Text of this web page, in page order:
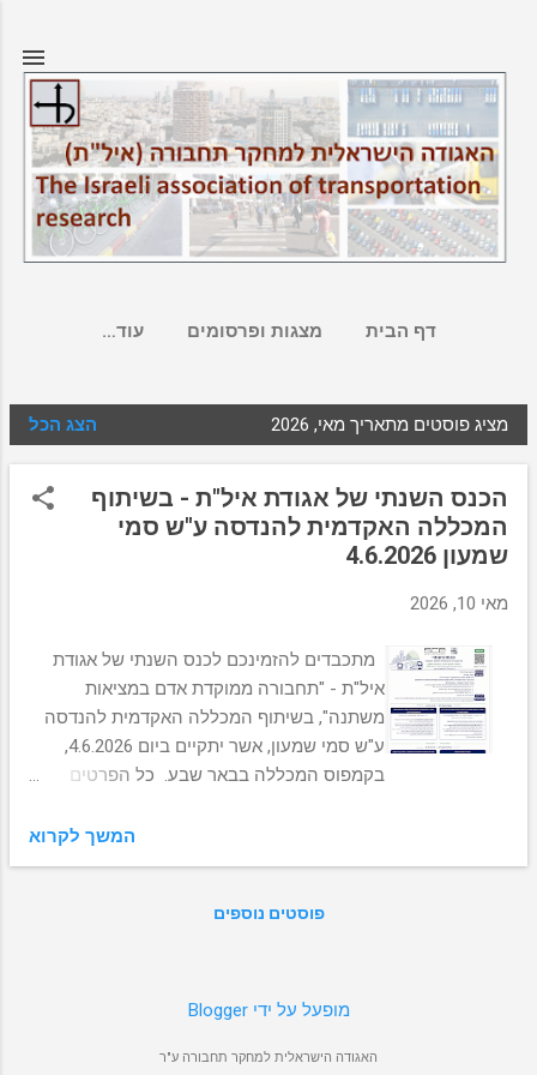
דף הבית מצגות ופרסומים ‏עוד…
ר
מציג פוסטים מתאריך מאי, 2026 הצג הכל
הכנס השנתי של אגודת איל"ת - בשיתוף
המכללה האקדמית להנדסה ע"ש סמי
שמעון 4.6.2026
מאי 10, 2026
מתכבדים להזמינכם לכנס השנתי של אגודת
איל"ת - "תחבורה ממוקדת אדם במציאות
משתנה", בשיתוף המכללה האקדמית להנדסה
ע"ש סמי שמעון, אשר יתקיים ביום 4.6.2026,
בקמפוס המכללה בבאר שבע. כל הפרטים
המשך לקרוא
פוסטים נוספים
‏מופעל על ידי Blogger
האגודה הישראלית למחקר תחבורה ע"ר